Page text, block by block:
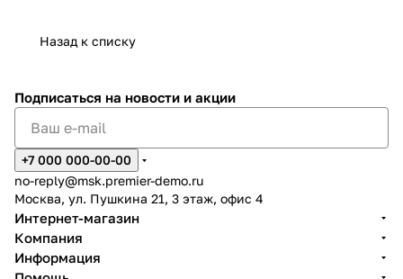
Назад к списку
Подписаться на новости и акции
+7 000 000-00-00
no-reply@msk.premier-demo.ru
Москва, ул. Пушкина 21, 3 этаж, офис 4
Интернет-магазин
Компания
Информация